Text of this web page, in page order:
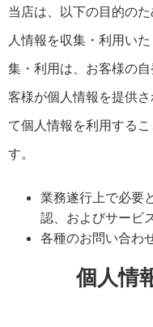
当店は、以下の目的の
人情報を収集・利用い
集・利用は、お客様の
客様が個人情報を提供
て個人情報を利用する
す。
業務遂行上で必要
認、およびサービ
各種のお問い合わ
個人情